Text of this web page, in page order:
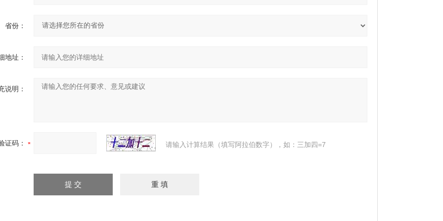
省份：
地址：
说明：
证码： 请输入计算结果（填写阿拉伯数字），如：三加四=7